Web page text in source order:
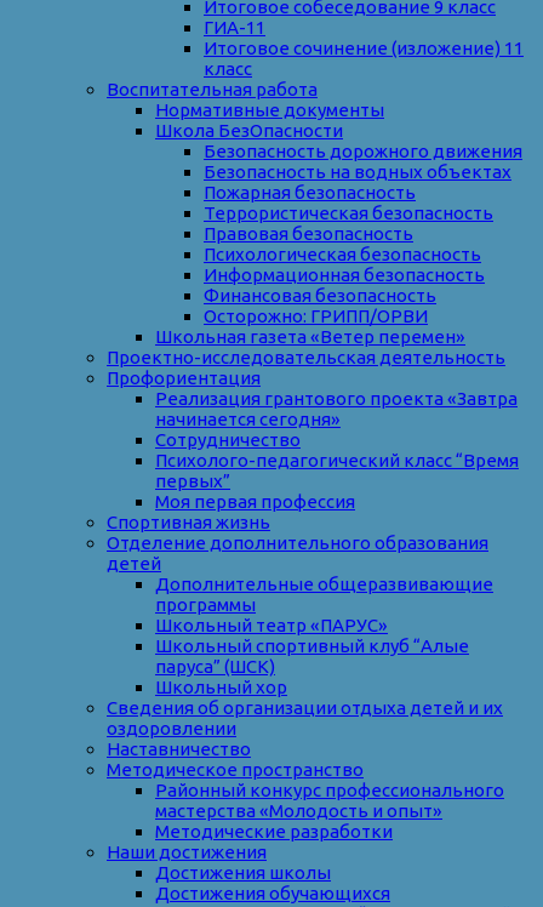
Итоговое собеседование 9 класс
ГИА-11
Итоговое сочинение (изложение) 11
класс
Воспитательная работа
Нормативные документы
Школа БезОпасности
Безопасность дорожного движения
Безопасность на водных объектах
Пожарная безопасность
Террористическая безопасность
Правовая безопасность
Психологическая безопасность
Информационная безопасность
Финансовая безопасность
Осторожно: ГРИПП/ОРВИ
Школьная газета «Ветер перемен»
Проектно-исследовательская деятельность
Профориентация
Реализация грантового проекта «Завтра
начинается сегодня»
Сотрудничество
Психолого-педагогический класс “Время
первых”
Моя первая профессия
Спортивная жизнь
Отделение дополнительного образования
детей
Дополнительные общеразвивающие
программы
Школьный театр «ПАРУС»
Школьный спортивный клуб “Алые
паруса” (ШСК)
Школьный хор
Сведения об организации отдыха детей и их
оздоровлении
Наставничество
Методическое пространство
Районный конкурс профессионального
мастерства «Молодость и опыт»
Методические разработки
Наши достижения
Достижения школы
Достижения обучающихся